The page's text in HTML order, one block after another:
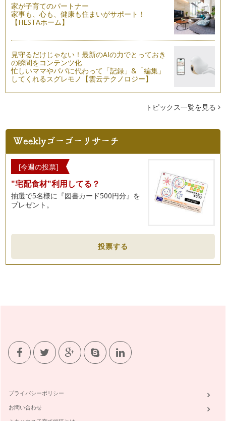
家が子育てのパートナー
家事も、心も、健康も住まいがサポート！
【HESTAホーム】
見守るだけじゃない！最新のAIの力でとっておき
の瞬間をコンテンツ化
忙しいママやパパに代わって「記録」&「編集」
してくれるスグレモノ【雲云テクノロジー】
トピックス一覧を見る
[今週の投票]
"宅配食材"利用してる？
抽選で5名様に『図書カード500円分』を
プレゼント。
投票する
プライバシーポリシー
お問い合わせ